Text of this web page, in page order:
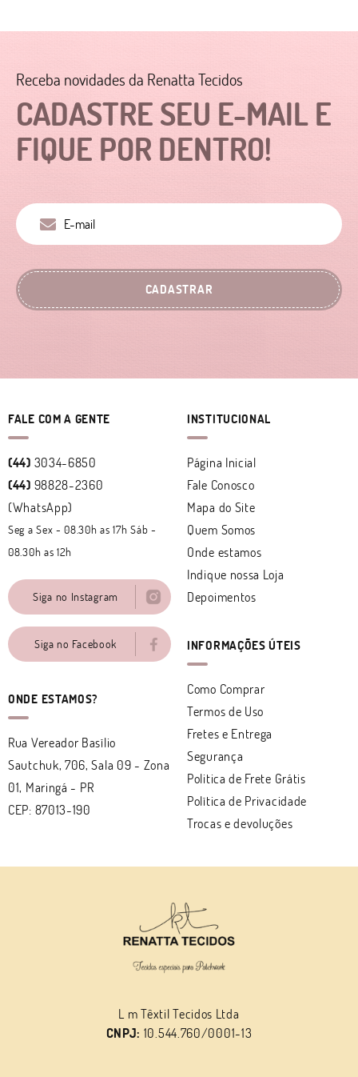
CADASTRE SEU E-MAIL E
FIQUE POR DENTRO!
Receba novidades da Renatta Tecidos
CADASTRAR
FALE COM A GENTE
(44) 3034-6850
(44) 98828-2360
(WhatsApp)
Seg a Sex - 08.30h as 17h Sáb -
08.30h as 12h
Siga no Instagram
Siga no Facebook
ONDE ESTAMOS?
Rua Vereador Basílio
Sautchuk, 706, Sala 09 - Zona
01, Maringá - PR
CEP: 87013-190
INSTITUCIONAL
Página Inicial
Fale Conosco
Mapa do Site
Quem Somos
Onde estamos
Indique nossa Loja
Depoimentos
INFORMAÇÕES ÚTEIS
Como Comprar
Termos de Uso
Fretes e Entrega
Segurança
Politica de Frete Grátis
Política de Privacidade
Trocas e devoluções
L m Têxtil Tecidos Ltda
CNPJ: 10.544.760/0001-13